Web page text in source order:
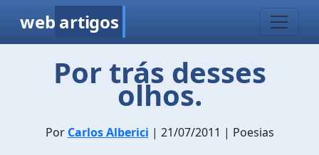
web artigos
Por trás desses
olhos.
Por Carlos Alberici | 21/07/2011 | Poesias